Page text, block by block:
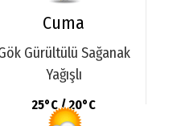
Etkinlikler
Cuma
Gürültülü Sağanak
Yağışlı
25°C / 20°C